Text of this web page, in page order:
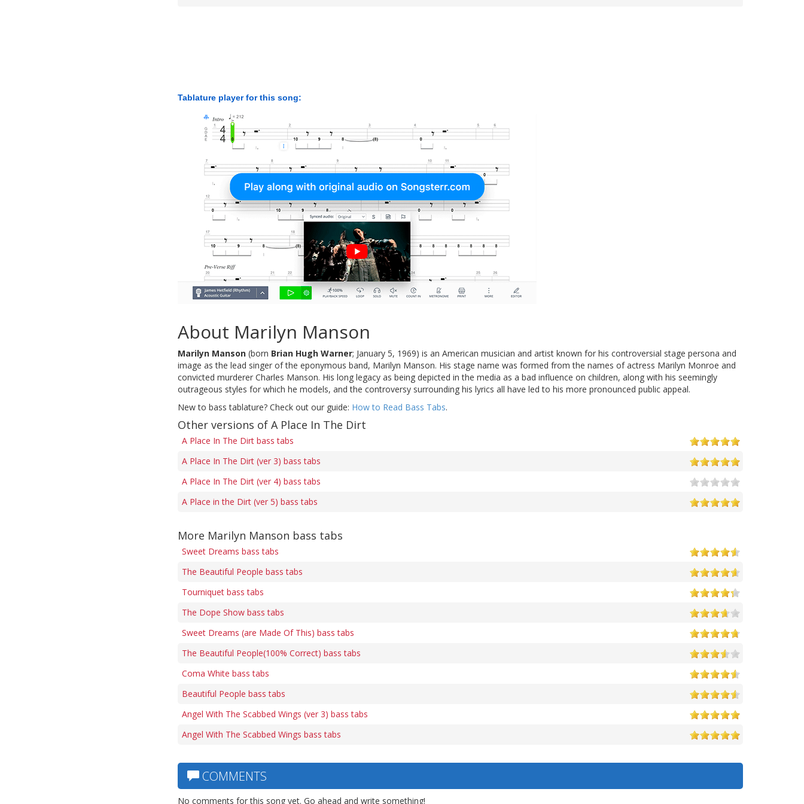
Tablature player for this song:
About Marilyn Manson
Marilyn Manson (born Brian Hugh Warner; January 5, 1969) is an American musician and artist known for his controversial stage persona and
image as the lead singer of the eponymous band, Marilyn Manson. His stage name was formed from the names of actress Marilyn Monroe and
convicted murderer Charles Manson. His long legacy as being depicted in the media as a bad influence on children, along with his seemingly
outrageous styles for which he models, and the controversy surrounding his lyrics all have led to his more pronounced public appeal.
New to bass tablature? Check out our guide: How to Read Bass Tabs.
Other versions of A Place In The Dirt
A Place In The Dirt bass tabs
A Place In The Dirt (ver 3) bass tabs
A Place In The Dirt (ver 4) bass tabs
A Place in the Dirt (ver 5) bass tabs
More Marilyn Manson bass tabs
Sweet Dreams bass tabs
The Beautiful People bass tabs
Tourniquet bass tabs
The Dope Show bass tabs
Sweet Dreams (are Made Of This) bass tabs
The Beautiful People(100% Correct) bass tabs
Coma White bass tabs
Beautiful People bass tabs
Angel With The Scabbed Wings (ver 3) bass tabs
Angel With The Scabbed Wings bass tabs
COMMENTS
No comments for this song yet. Go ahead and write something!